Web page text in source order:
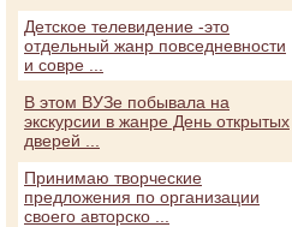
Детское телевидение -это
отдельный жанр повседневности
и совре ...
В этом ВУЗе побывала на
экскурсии в жанре День открытых
дверей ...
Принимаю творческие
предложения по организации
своего авторско ...